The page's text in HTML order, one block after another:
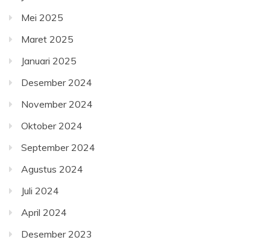
Mei 2025
Maret 2025
Januari 2025
Desember 2024
November 2024
Oktober 2024
September 2024
Agustus 2024
Juli 2024
April 2024
Desember 2023